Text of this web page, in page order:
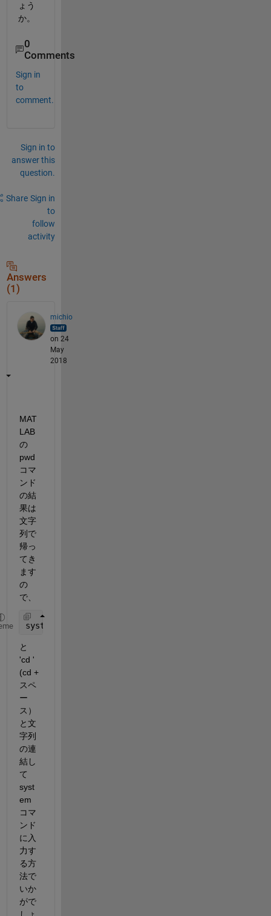
ょう
か。
0
Comments
Sign in
to
comment.
Sign in to
answer this
question.
Share Sign in
to
follow
activity
Answers
(1)
michio
on 24
May
2018
MAT
LAB
の
pwd
コマ
ンド
の結
果は
文字
列で
帰っ
てき
ます
の
で、
system([
と
'cd '
(cd +
スペ
ー
ス）
と文
字列
の連
結し
て
syst
em
コマ
ンド
に入
力す
る方
法で
いか
がで